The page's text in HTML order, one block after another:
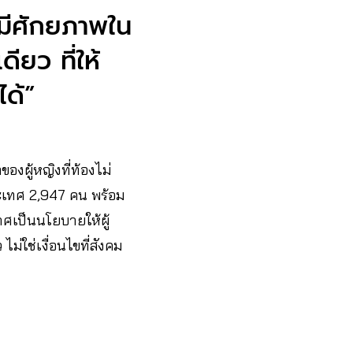
ศักยภาพใน
ยว ที่ให้
”
องผู้หญิงที่ท้องไม่
ทศ 2,947 คน พร้อม
เป็นนโยบายให้ผู้
ม่ใช่เงื่อนไขที่สังคม